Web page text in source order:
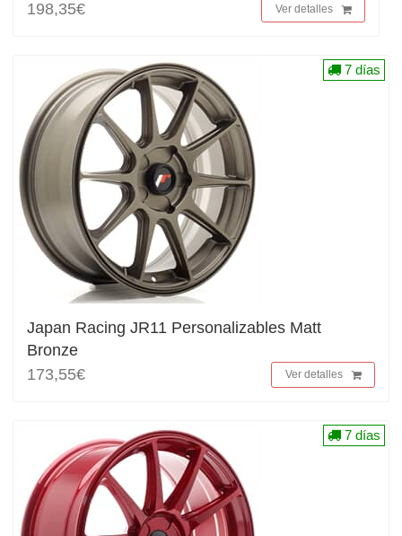
198,35€
Ver detalles
Japan Racing JR11 Personalizables Matt
Bronze
173,55€
Ver detalles
7 días
7 días